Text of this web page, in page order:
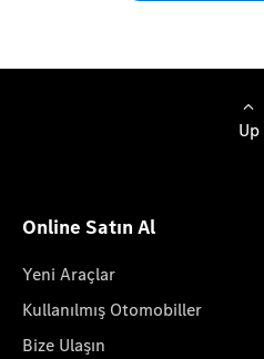
Up
Online Satın Al
Yeni Araçlar
Kullanılmış Otomobiller
Bize Ulaşın